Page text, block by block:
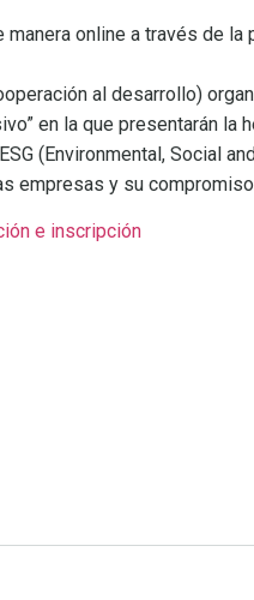
online a través de la
al desarrollo)
en la que presentarán la
(Environmental, Social
empresas y su
e inscripción